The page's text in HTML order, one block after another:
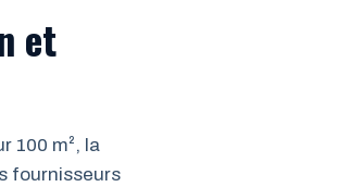
et
100 m², la
fournisseurs